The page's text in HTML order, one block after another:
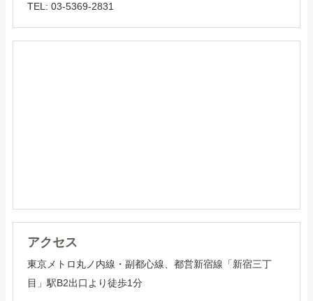
TEL: 03-5369-2831
アクセス
東京メトロ丸ノ内線・副都心線、都営新宿線「新宿三丁
目」駅B2出口より徒歩1分